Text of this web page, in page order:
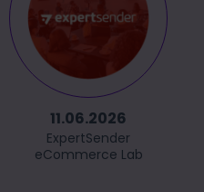
11.06.2026
ExpertSender
eCommerce Lab